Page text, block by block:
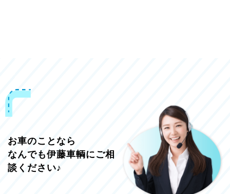
お車のことなら
なんでも伊藤車輌にご相
談ください♪